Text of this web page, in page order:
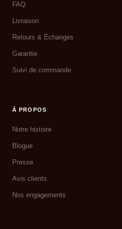
FAQ
Livraison
Retours & Échanges
Garantie
Suivi de commande
À PROPOS
Notre histoire
Blogue
Presse
Avis clients
Nos engagements